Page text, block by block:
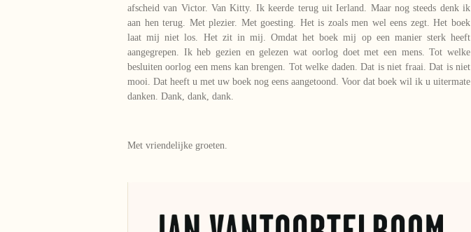
afscheid van Victor. Van Kitty. Ik keerde terug uit Ierland. Maar nog steeds denk ik
aan hen terug. Met plezier. Met goesting. Het is zoals men wel eens zegt. Het boek
laat mij niet los. Het zit in mij. Omdat het boek mij op een manier sterk heeft
aangegrepen. Ik heb gezien en gelezen wat oorlog doet met een mens. Tot welke
besluiten oorlog een mens kan brengen. Tot welke daden. Dat is niet fraai. Dat is niet
mooi. Dat heeft u met uw boek nog eens aangetoond. Voor dat boek wil ik u uitermate
danken. Dank, dank, dank.
Met vriendelijke groeten.